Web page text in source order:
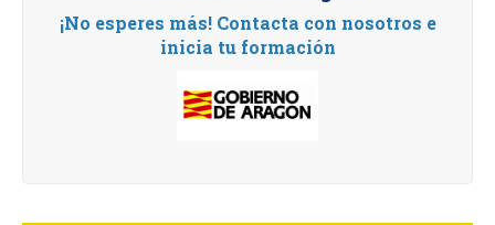
¡No esperes más! Contacta con nosotros e
inicia tu formación